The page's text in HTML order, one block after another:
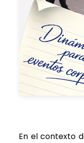
En el contexto